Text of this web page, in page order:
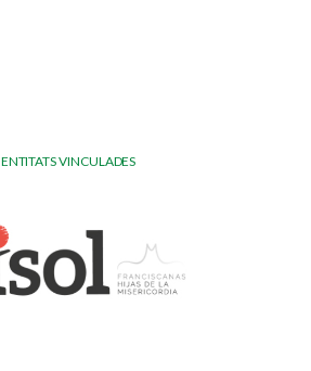
ENTITATS VINCULADES